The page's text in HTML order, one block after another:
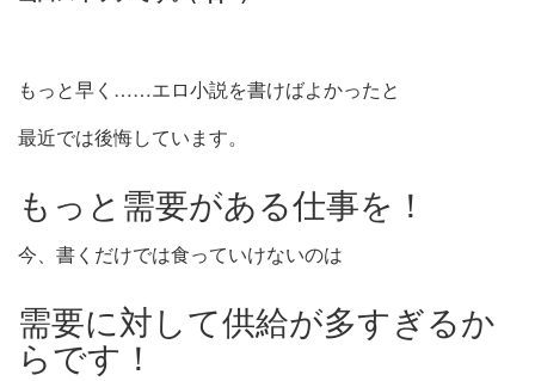
もっと早く……エロ小説を書けばよかったと
最近では後悔しています。
もっと需要がある仕事を！
今、書くだけでは食っていけないのは
需要に対して供給が多すぎるか
らです！